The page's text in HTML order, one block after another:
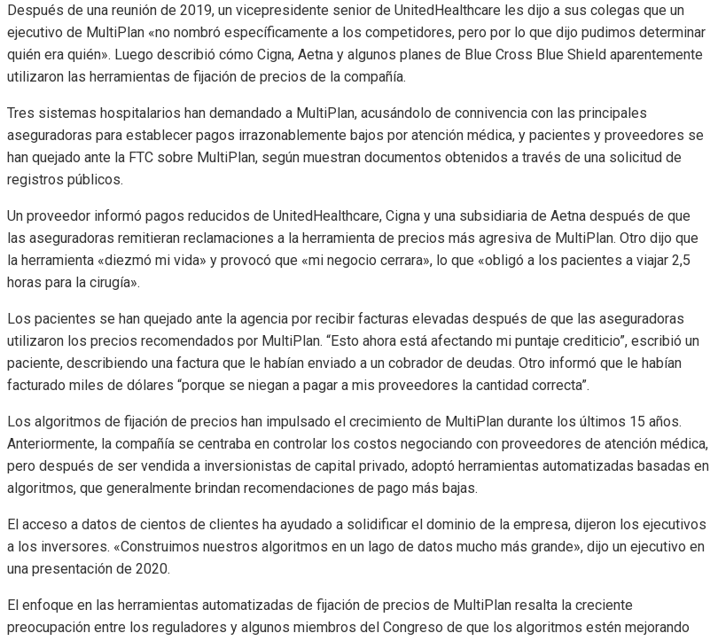
Después de una reunión de 2019, un vicepresidente senior de UnitedHealthcare les dijo a sus colegas que un
ejecutivo de MultiPlan «no nombró específicamente a los competidores, pero por lo que dijo pudimos determinar
quién era quién». Luego describió cómo Cigna, Aetna y algunos planes de Blue Cross Blue Shield aparentemente
utilizaron las herramientas de fijación de precios de la compañía.
Tres sistemas hospitalarios han demandado a MultiPlan, acusándolo de connivencia con las principales
aseguradoras para establecer pagos irrazonablemente bajos por atención médica, y pacientes y proveedores se
han quejado ante la FTC sobre MultiPlan, según muestran documentos obtenidos a través de una solicitud de
registros públicos.
Un proveedor informó pagos reducidos de UnitedHealthcare, Cigna y una subsidiaria de Aetna después de que
las aseguradoras remitieran reclamaciones a la herramienta de precios más agresiva de MultiPlan. Otro dijo que
la herramienta «diezmó mi vida» y provocó que «mi negocio cerrara», lo que «obligó a los pacientes a viajar 2,5
horas para la cirugía».
Los pacientes se han quejado ante la agencia por recibir facturas elevadas después de que las aseguradoras
utilizaron los precios recomendados por MultiPlan. “Esto ahora está afectando mi puntaje crediticio”, escribió un
paciente, describiendo una factura que le habían enviado a un cobrador de deudas. Otro informó que le habían
facturado miles de dólares “porque se niegan a pagar a mis proveedores la cantidad correcta”.
Los algoritmos de fijación de precios han impulsado el crecimiento de MultiPlan durante los últimos 15 años.
Anteriormente, la compañía se centraba en controlar los costos negociando con proveedores de atención médica,
pero después de ser vendida a inversionistas de capital privado, adoptó herramientas automatizadas basadas en
algoritmos, que generalmente brindan recomendaciones de pago más bajas.
El acceso a datos de cientos de clientes ha ayudado a solidificar el dominio de la empresa, dijeron los ejecutivos
a los inversores. «Construimos nuestros algoritmos en un lago de datos mucho más grande», dijo un ejecutivo en
una presentación de 2020.
El enfoque en las herramientas automatizadas de fijación de precios de MultiPlan resalta la creciente
preocupación entre los reguladores y algunos miembros del Congreso de que los algoritmos estén mejorando